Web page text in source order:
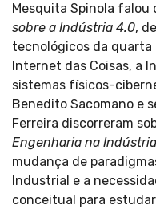
Mesquita Spinola falou
sobre a Indústria 4.0,
tecnológicos da quarta
Internet das Coisas, a
sistemas físicos-
Benedito Sacomano e
Ferreira discorreram
Engenharia na
mudança de
Industrial e a
conceitual para